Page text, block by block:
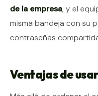
de la empresa, y el
misma bandeja con su
contraseñas
Ventajas de